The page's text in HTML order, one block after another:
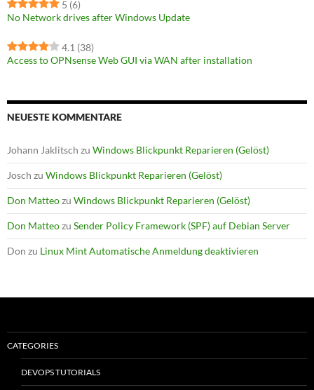
5 (6)
No Network drives after Windows Update
4.1 (38)
Access to OPNsense Web GUI via WAN after installation
NEUESTE KOMMENTARE
Johann Jaklitsch zu Windows Blickpunkt Reparieren (Gelöst)
Josch zu Windows Blickpunkt Reparieren (Gelöst)
Don Matteozu Windows Blickpunkt Reparieren (Gelöst)
Don Matteozu Sender Policy Framework (SPF) auf Debian Server
Don zu Linux Mint Automatische Anmeldung deaktivieren
CATEGORIES
DEVOPS TUTORIALS